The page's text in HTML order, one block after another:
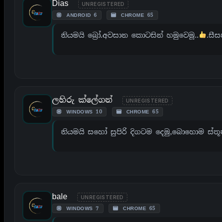
Dias UNREGISTERED
ANDROID 6 CHROME 65
නියමයි බ්‍රෝ.අවසාන කොටසින් හමුවෙමූ..
ලහිරු ක්ලේගන් UNREGISTERED
WINDOWS 10 CHROME 65
නියමයි සහෝ සුපිරි දිගටම දෙමු,බොහොම
bale UNREGISTERED
WINDOWS 7 CHROME 65